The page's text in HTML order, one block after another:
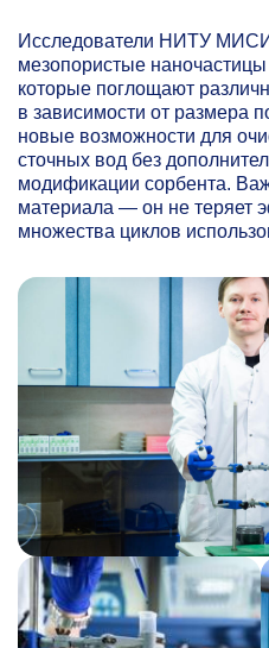
Исследователи НИТУ
мезопористые
которые поглощают
в зависимости от размера
новые возможности для
сточных вод без
модификации сорбента.
материала — он не теряет
множества циклов